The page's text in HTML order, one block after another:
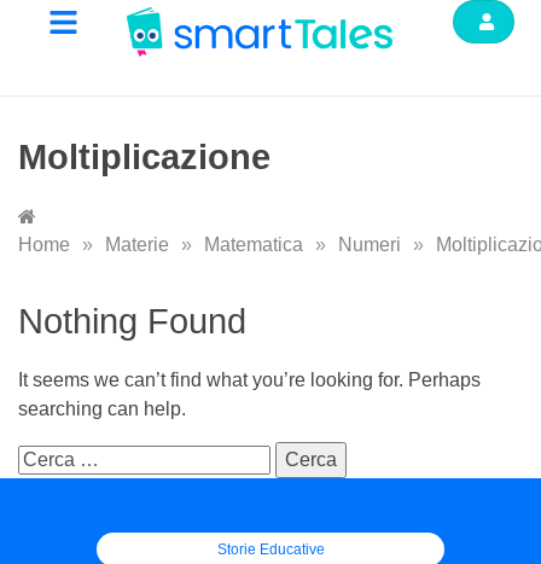
Moltiplicazione
Home » Materie » Matematica » Numeri »
Nothing Found
It seems we can’t find what you’re looking for. Perhaps
searching can help.
Storie Educative